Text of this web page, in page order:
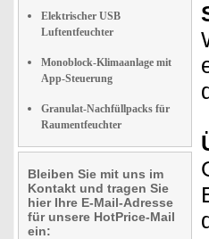
Elektrischer USB
Luftentfeuchter
Monoblock-Klimaanlage mit
App-Steuerung
Granulat-Nachfüllpacks für
Raumentfeuchter
Bleiben Sie mit uns im
Kontakt und tragen Sie
hier Ihre E-Mail-Adresse
für unsere HotPrice-Mail
ein: